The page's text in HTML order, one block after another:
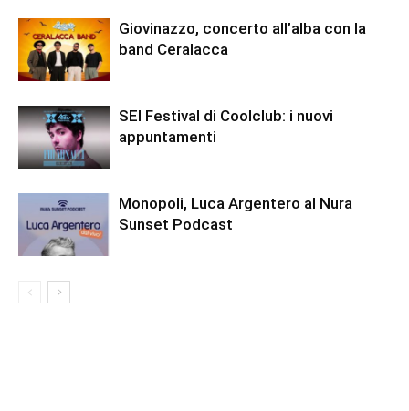
Giovinazzo, concerto all’alba con la
band Ceralacca
SEI Festival di Coolclub: i nuovi
appuntamenti
Monopoli, Luca Argentero al Nura
Sunset Podcast